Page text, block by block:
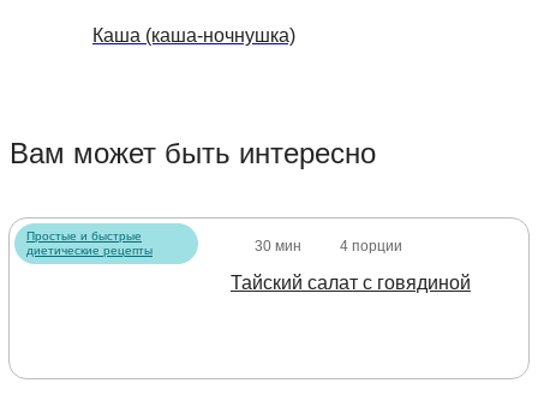
Каша (каша-ночнушка)
Вам может быть интересно
Простые и быстрые
диетические рецепты
30 мин 4 порции
Тайский салат с говядиной